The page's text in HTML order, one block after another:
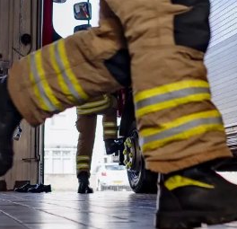
ein bod yn gyfeillgar, yn